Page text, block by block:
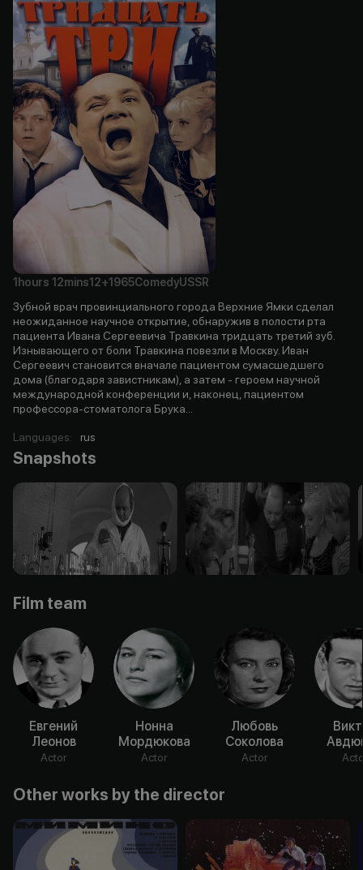
1hours 12mins12+1965ComedyUSSR
Зубной врач провинциального города Верхние Ямки сделал
неожиданное научное открытие, обнаружив в полости рта
пациента Ивана Сергеевича Травкина тридцать третий зуб.
Изнывающего от боли Травкина повезли в Москву. Иван
Сергеевич становится вначале пациентом сумасшедшего
дома (благодаря завистникам), а затем - героем научной
международной конференции и, наконец, пациентом
профессора-стоматолога Брука...
Languages: rus
Snapshots
Film team
Евгений
Леонов
Actor
Нонна
Мордюкова
Actor
Любовь
Соколова
Actor
Other works by the director